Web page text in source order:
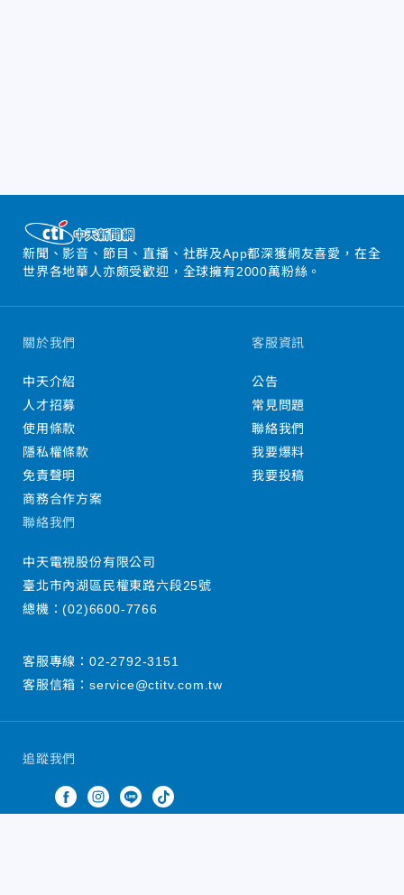
新聞、影音、節目、直播、社群及App都深獲網友喜愛，在全
世界各地華人亦頗受歡迎，全球擁有2000萬粉絲。
追蹤我們
關於我們
中天介紹
人才招募
使用條款
隱私權條款
免責聲明
商務合作方案
客服資訊
公告
常見問題
聯絡我們
我要爆料
我要投稿
聯絡我們
中天電視股份有限公司
臺北市內湖區民權東路六段25號
總機：(02)6600-7766
客服專線： 02-2792-3151
客服信箱： service@ctitv.com.tw